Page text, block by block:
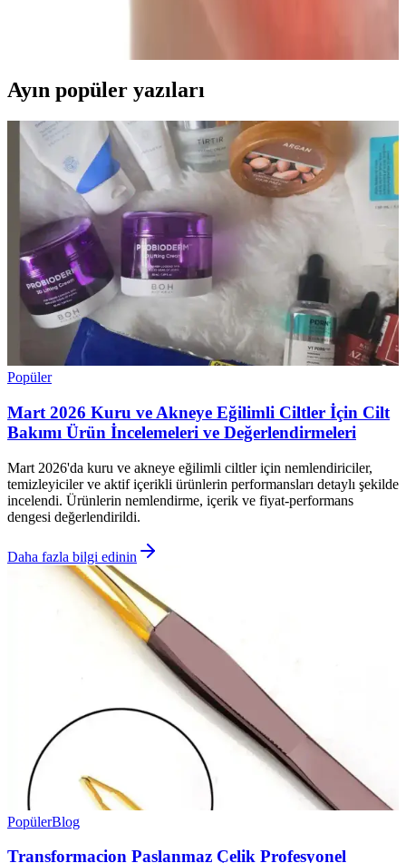
Ayın popüler yazıları
Popüler
Mart 2026 Kuru ve Akneye Eğilimli Ciltler İçin Cilt
Bakımı Ürün İncelemeleri ve Değerlendirmeleri
Mart 2026'da kuru ve akneye eğilimli ciltler için nemlendiriciler,
temizleyiciler ve aktif içerikli ürünlerin performansları detaylı şekilde
incelendi. Ürünlerin nemlendirme, içerik ve fiyat-performans
dengesi değerlendirildi.
Daha fazla bilgi edinin
PopülerBlog
Transformacion Paslanmaz Çelik Profesyonel